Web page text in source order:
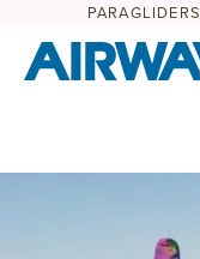
PARAGLIDERS